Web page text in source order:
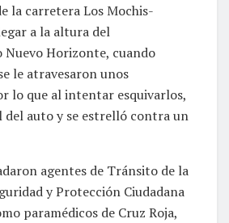
la carretera Los Mochis-
a la altura del
Nuevo Horizonte, cuando
le atravesaron unos
lo que al intentar esquivarlos,
auto y se estrelló contra un
agentes de Tránsito de la
y Protección Ciudadana
paramédicos de Cruz Roja,